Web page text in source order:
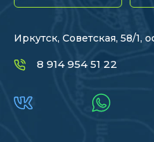
Иркутск, Советская, 58/1,
8 914 954 51 22